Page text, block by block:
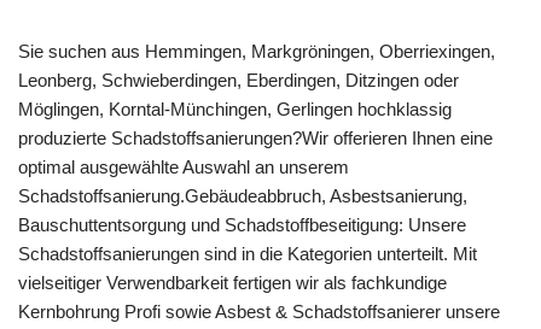
Sie suchen aus Hemmingen, Markgröningen, Oberriexingen,
Leonberg, Schwieberdingen, Eberdingen, Ditzingen oder
Möglingen, Korntal-Münchingen, Gerlingen hochklassig
produzierte Schadstoffsanierungen?Wir offerieren Ihnen eine
optimal ausgewählte Auswahl an unserem
Schadstoffsanierung.Gebäudeabbruch, Asbestsanierung,
Bauschuttentsorgung und Schadstoffbeseitigung: Unsere
Schadstoffsanierungen sind in die Kategorien unterteilt. Mit
vielseitiger Verwendbarkeit fertigen wir als fachkundige
Kernbohrung Profi sowie Asbest & Schadstoffsanierer unsere